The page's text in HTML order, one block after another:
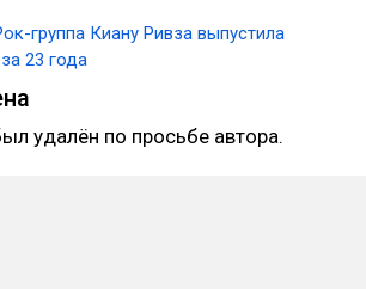
группа Киану Ривза выпустила
23 года
удалён по просьбе автора.